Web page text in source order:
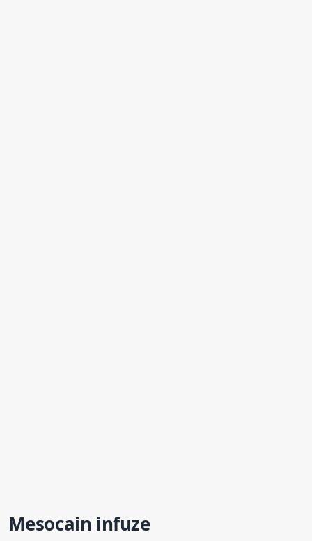
Mesocain infuze